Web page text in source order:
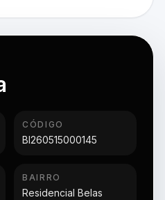
CÓDIGO
BI260515000145
BAIRRO
Residencial Belas